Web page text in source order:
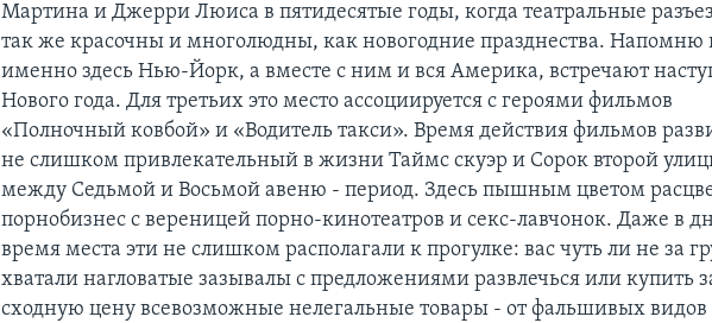
Мартина и Джерри Люиса в пятидесятые годы, когда театральные
так же красочны и многолюдны, как новогодние празднества. Напомню
именно здесь Нью-Йорк, а вместе с ним и вся Америка, встречают
Нового года. Для третьих это место ассоциируется с героями фильмов
«Полночный ковбой» и «Водитель такси». Время действия фильмов
не слишком привлекательный в жизни Таймс скуэр и Сорок второй
между Седьмой и Восьмой авеню - период. Здесь пышным цветом
порнобизнес с вереницей порно-кинотеатров и секс-лавчонок. Даже в
время места эти не слишком располагали к прогулке: вас чуть ли не за
хватали нагловатые зазывалы с предложениями развлечься или купить
сходную цену всевозможные нелегальные товары - от фальшивых видов